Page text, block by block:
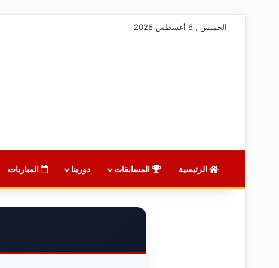
الخميس , 6 أغسطس 2026
الرئيسية المسابقات دورينا المباريات